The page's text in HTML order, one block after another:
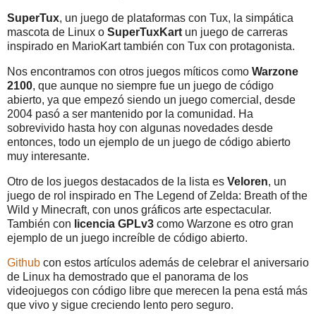
SuperTux, un juego de plataformas con Tux, la simpática
mascota de Linux o SuperTuxKart un juego de carreras
inspirado en MarioKart también con Tux con protagonista.
Nos encontramos con otros juegos míticos como Warzone
2100, que aunque no siempre fue un juego de código
abierto, ya que empezó siendo un juego comercial, desde
2004 pasó a ser mantenido por la comunidad. Ha
sobrevivido hasta hoy con algunas novedades desde
entonces, todo un ejemplo de un juego de código abierto
muy interesante.
Otro de los juegos destacados de la lista es Veloren, un
juego de rol inspirado en The Legend of Zelda: Breath of the
Wild y Minecraft, con unos gráficos arte espectacular.
También con licencia GPLv3 como Warzone es otro gran
ejemplo de un juego increíble de código abierto.
Github con estos artículos además de celebrar el aniversario
de Linux ha demostrado que el panorama de los
videojuegos con código libre que merecen la pena está más
que vivo y sigue creciendo lento pero seguro.